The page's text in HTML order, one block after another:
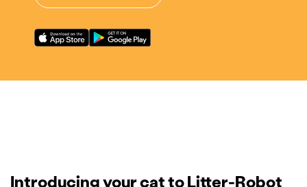
Introducing your cat to Litter-Robot